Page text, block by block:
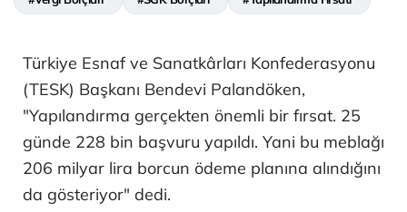
Türkiye Esnaf ve Sanatkârları Konfederasyonu
(TESK) Başkanı Bendevi Palandöken,
"Yapılandırma gerçekten önemli bir fırsat. 25
günde 228 bin başvuru yapıldı. Yani bu meblağı
206 milyar lira borcun ödeme planına alındığını
da gösteriyor" dedi.